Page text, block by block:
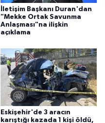
İletişim Başkanı Duran'dan
"Mekke Ortak Savunma
Anlaşması"na ilişkin
açıklama
Eskişehir'de 3 aracın
karıştığı kazada 1 kişi öldü,